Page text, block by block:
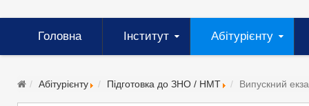
Головна Інститут Абітурієнту
Абітурієнту Підготовка до ЗНО / НМТ Випускний